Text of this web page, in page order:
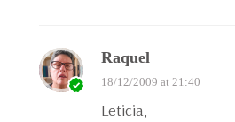
Raquel
18/12/2009 at 21:40
Leticia,